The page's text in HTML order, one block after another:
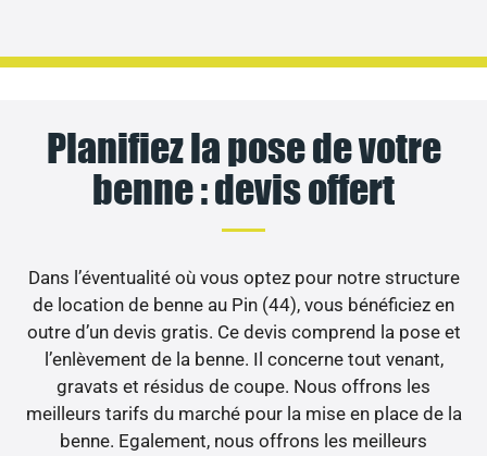
Planifiez la pose de votre
benne : devis offert
Dans l’éventualité où vous optez pour notre structure
de location de benne au Pin (44), vous bénéficiez en
outre d’un devis gratis. Ce devis comprend la pose et
l’enlèvement de la benne. Il concerne tout venant,
gravats et résidus de coupe. Nous offrons les
meilleurs tarifs du marché pour la mise en place de la
benne. Egalement, nous offrons les meilleurs